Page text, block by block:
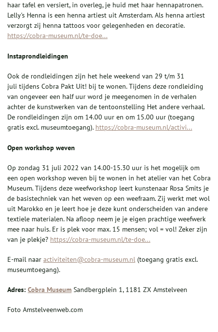
haar tafel en versiert, in overleg, je huid met haar hennapatronen.
Lelly's Henna is een henna artiest uit Amsterdam. Als henna artiest
verzorgt zij henna tattoos voor gelegenheden en decoratie.
https://cobra-museum.nl/te-doe...
Instaprondleidingen
Ook de rondleidingen zijn het hele weekend van 29 t/m 31
juli tijdens Cobra Pakt Uit! bij te wonen. Tijdens deze rondleiding
van ongeveer een half uur word je meegenomen in de verhalen
achter de kunstwerken van de tentoonstelling Het andere verhaal.
De rondleidingen zijn om 14.00 uur en om 15.00 uur (toegang
gratis excl. museumtoegang). https://cobra-museum.nl/activi...
Open workshop weven
Op zondag 31 juli 2022 van 14.00-15.30 uur is het mogelijk om
een open workshop weven bij te wonen in het atelier van het Cobra
Museum. Tijdens deze weefworkshop leert kunstenaar Rosa Smits je
de basistechniek van het weven op een weefraam. Zij werkt met wol
uit Marokko en je leert hoe je deze kunt onderscheiden van andere
textiele materialen. Na afloop neem je je eigen prachtige weefwerk
mee naar huis. Er is plek voor max. 15 mensen; vol = vol! Zeker zijn
van je plekje? https://cobra-museum.nl/te-doe...
E-mail naar activiteiten@cobra-museum.nl (toegang gratis excl.
museumtoegang).
Adres: Cobra Museum Sandbergplein 1, 1181 ZX Amstelveen
Foto Amstelveenweb.com